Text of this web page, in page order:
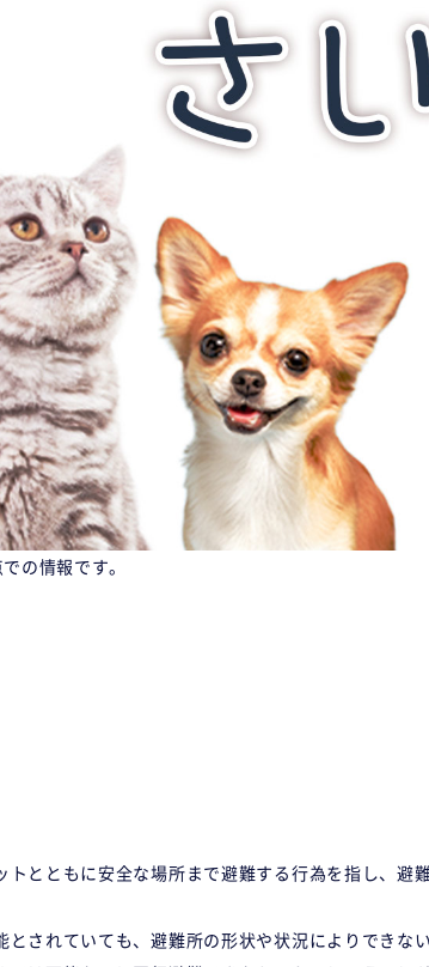
の情報です。
トとともに安全な場所まで避難する行為を指し、
とされていても、避難所の形状や状況によりできな